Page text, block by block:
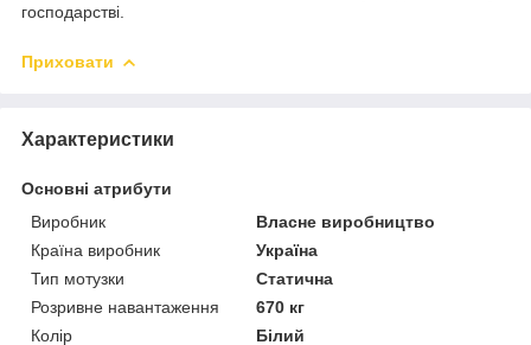
господарстві.
Приховати
Характеристики
Основні атрибути
Виробник
Власне виробництво
Країна виробник
Україна
Тип мотузки
Статична
Розривне навантаження
670 кг
Колір
Білий